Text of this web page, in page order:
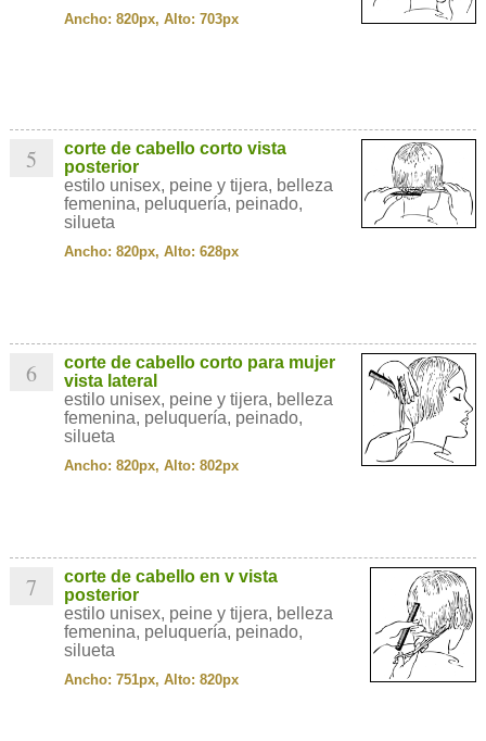
Ancho: 820px, Alto: 703px
5
corte de cabello corto vista
posterior
estilo unisex, peine y tijera, belleza
femenina, peluquería, peinado,
silueta
Ancho: 820px, Alto: 628px
6
corte de cabello corto para mujer
vista lateral
estilo unisex, peine y tijera, belleza
femenina, peluquería, peinado,
silueta
Ancho: 820px, Alto: 802px
7
corte de cabello en v vista
posterior
estilo unisex, peine y tijera, belleza
femenina, peluquería, peinado,
silueta
Ancho: 751px, Alto: 820px